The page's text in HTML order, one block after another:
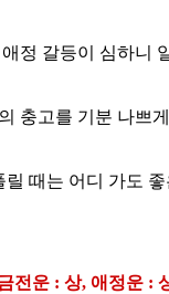
정 갈등이 심하니
충고를 기분 나쁘
릴 때는 어디 가도
전운 : 상, 애정운 :